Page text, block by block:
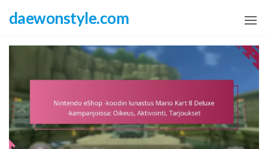
daewonstyle.com